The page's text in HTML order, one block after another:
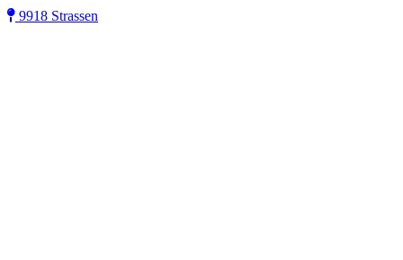
9918 Strassen